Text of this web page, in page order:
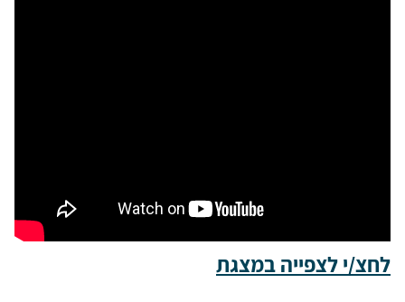
לחצ/י לצפייה במצגת